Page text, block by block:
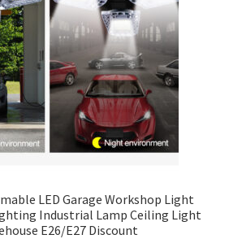
LED Garage Workshop Light
Industrial Lamp Ceiling Light
E26/E27 Discount